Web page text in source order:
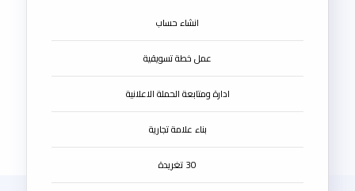
انشاء حساب
عمل خطة تسويقية
ادارة ومتابعة الحملة الاعلانية
بناء علامة تجارية
30 تغريدة